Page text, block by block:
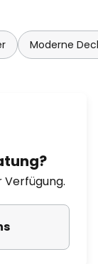
Moderne
Verfügung.